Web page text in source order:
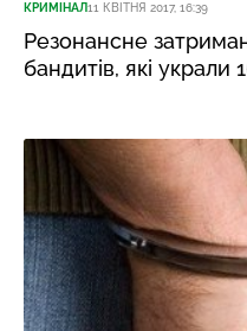
КРИМІНАЛ11 КВІТНЯ 2017, 16:39
Резонансне
бандитів, які украли